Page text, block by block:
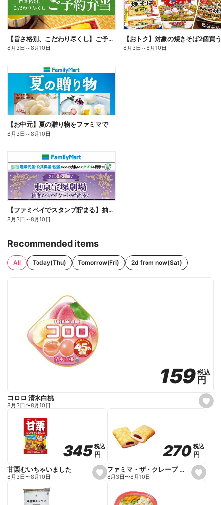
【旨さ格別、こだわり尽くし】ご予約弁当
8月3日 ～8月10日 8月3日 ～8月10日
【お中元】夏の贈り物をファミマで
8月3日 ～8月10日
【ファミペイでスタンプ貯まる】抽選でペアチケットが当たる!
8月3日 ～8月10日
Recommended items
All Today(Thu) Tomorrow(Fri) 2d from now(Sat)
s
e
159
159税込
税込
円
円
コロロ 清水白桃
8月3日〜8月10日
s
e
345
345税込
税込
円
円
甘栗むいちゃいました
8月3日〜8月10日
s
e
270
270 税込
税込
円
円
ファミマ・ザ・クレープ 生チョコ
8月3日〜8月10日